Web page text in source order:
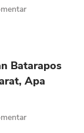
Batarapos
Apa